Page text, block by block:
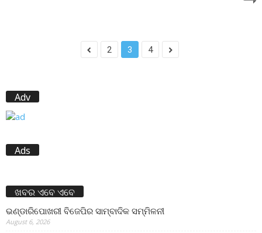
2 3 4
Adv
Ads
ଖବର ଏବେ ଏବେ
ଭଣ୍ଡାରିପୋଖରୀ ବିଜେପିର ସାମ୍ବାଦିକ ସମ୍ମିଳନୀ
August 6, 2026